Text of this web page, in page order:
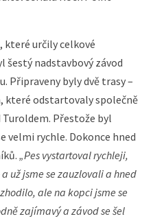
které určily celkové
nadstavbový závod
Připraveny byly dvě trasy –
které odstartovaly společně
Přestože byl
velmi rychle. Dokonce hned
„Pes vystartoval rychleji,
už jsme se zauzlovali a hned
ale na kopci jsme se
zajímavý a závod se šel